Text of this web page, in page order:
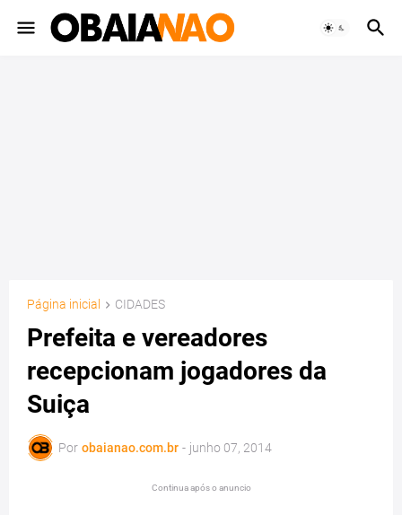
Página inicial CIDADES
Prefeita e vereadores
recepcionam jogadores da
Suiça
Por obaianao.com.br - junho 07, 2014
Continua após o anuncio